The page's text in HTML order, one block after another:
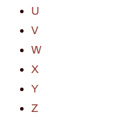
U
V
W
X
Y
Z